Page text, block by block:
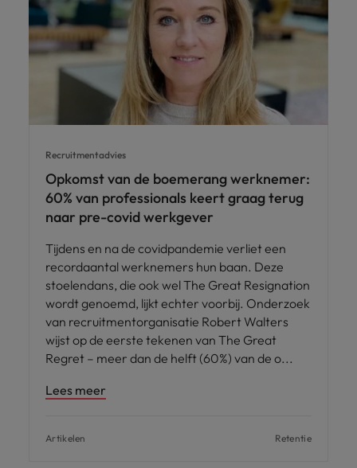
Recruitmentadvies
Opkomst van de boemerang werknemer:
60% van professionals keert graag terug
naar pre-covid werkgever
Tijdens en na de covidpandemie verliet een
recordaantal werknemers hun baan. Deze
stoelendans, die ook wel The Great Resignation
wordt genoemd, lijkt echter voorbij. Onderzoek
van recruitmentorganisatie Robert Walters
wijst op de eerste tekenen van The Great
Regret – meer dan de helft (60%) van de o
Lees meer
Artikelen Retentie